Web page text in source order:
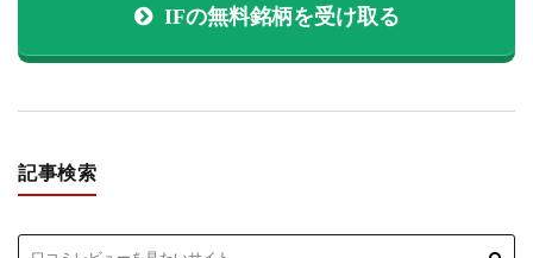
IFの無料銘柄を受け取る
記事検索